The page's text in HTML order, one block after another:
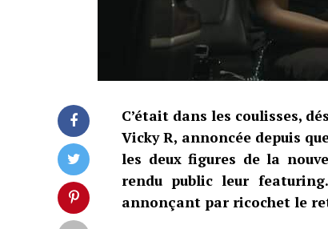
C’était dans les coulisses,
Vicky R, annoncée depuis
les deux figures de la
rendu public leur
annonçant par ricochet le